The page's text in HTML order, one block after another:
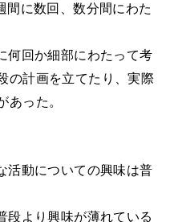
間に数回、数分間にわた
何回か細部にわたって考
の計画を立てたり、実際
あった。
活動についての興味は普
段より興味が薄れている